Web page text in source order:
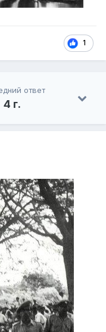
1
ответ
4 г.